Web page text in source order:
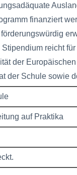
finanziert
reicht
der
der Schule sowie
auf Praktika